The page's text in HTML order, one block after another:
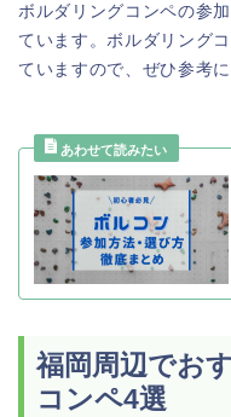
ボルダリングコンペの参
ています。ボルダリング
ていますので、ぜひ参考
福岡周辺でお
コンペ4選